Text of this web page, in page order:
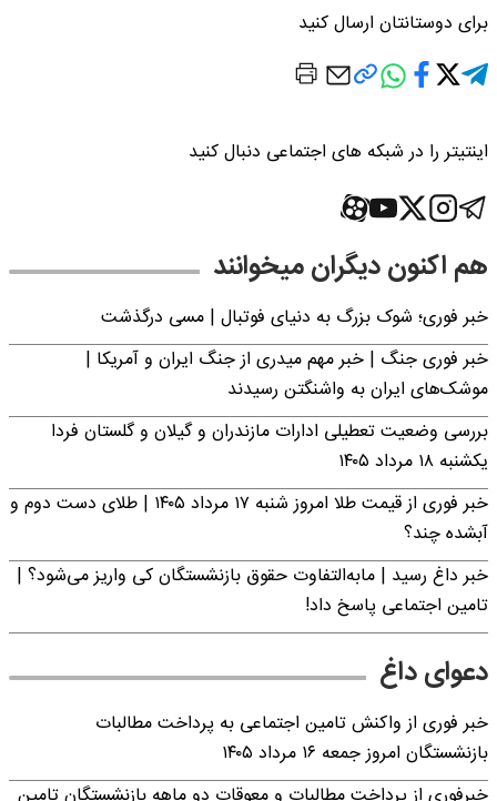
برای دوستانتان ارسال کنید
اینتیتر را در شبکه های اجتماعی دنبال کنید
هم اکنون دیگران میخوانند
خبر فوری؛‌ شوک بزرگ به دنیای فوتبال | مسی درگذشت
خبر فوری جنگ | خبر مهم میدری از جنگ ایران و آمریکا |
موشک‌های ایران به واشنگتن رسیدند
بررسی وضعیت تعطیلی ادارات مازندران و گیلان و گلستان فردا
یکشنبه ۱۸ مرداد ۱۴۰۵
خبر فوری از قیمت طلا امروز شنبه ۱۷ مرداد ۱۴۰۵ | طلای دست دوم و
آبشده چند؟
خبر داغ رسید | مابه‌التفاوت حقوق بازنشستگان کی واریز می‌شود؟ |
تامین اجتماعی پاسخ داد!
دعوای داغ
خبر فوری از واکنش تامین اجتماعی به پرداخت مطالبات
بازنشستگان امروز جمعه ۱۶ مرداد ۱۴۰۵